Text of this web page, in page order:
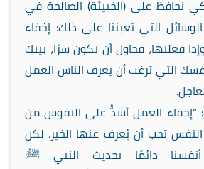
نحافظ على (الخبيئة) الصالحة في
التي تعيننا على ذلك: إخفاء
فعلتها، فحاول أن تكون سرًا، بينك
التي ترغب أن يعرف الناس العمل
العمل أشدُّ على النفوس من
تحب أن يُعرف عنها الخير. لكن
دائمًا بحديث النبي ﷺ: